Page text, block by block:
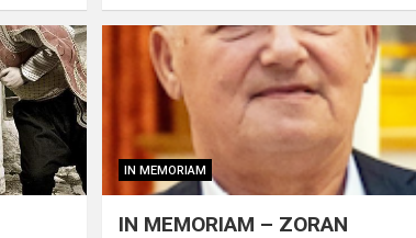
IN MEMORIAM
IN MEMORIAM – ZORAN